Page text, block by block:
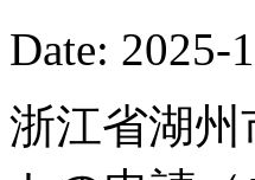
Date: 2025-
浙江省湖